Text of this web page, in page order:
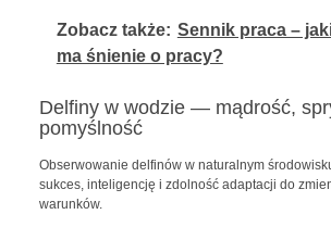
Zobacz także: Sennik praca –
ma śnienie o pracy?
Delfiny w wodzie — mądrość,
pomyślność
Obserwowanie delfinów w naturalnym
sukces, inteligencję i zdolność adaptacji do
warunków.